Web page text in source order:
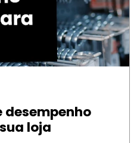
desempenho
loja